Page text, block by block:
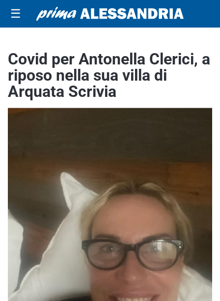
☰
Covid per Antonella Clerici, a
riposo nella sua villa di
Arquata Scrivia